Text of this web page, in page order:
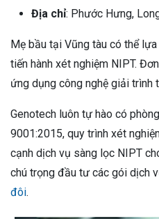
Địa chỉ: Phước Hưng,
Mẹ bầu tại Vũng tàu có thể
tiến hành xét nghiệm NIPT.
ứng dụng công nghệ giải trình
Genotech luôn tự hào có
9001:2015, quy trình xét
cạnh dịch vụ sàng lọc NIPT
chú trọng đầu tư các gói dịch
đôi.